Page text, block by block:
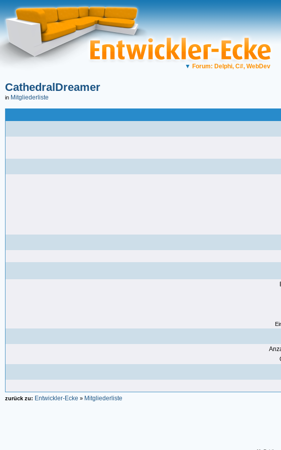
▼ Forum: Delphi, C#, WebDev
CathedralDreamer
in Mitgliederliste
zurück zu: Entwickler-Ecke » Mitgliederliste